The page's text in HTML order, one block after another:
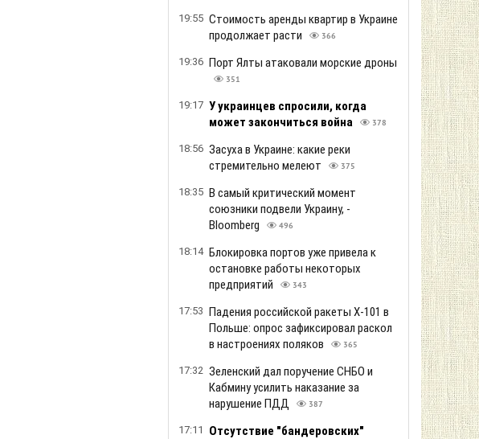
19:55 Стоимость аренды квартир в Украине
продолжает расти
366
19:36 Порт Ялты атаковали морские дроны
351
19:17 У украинцев спросили, когда
может закончиться война
378
18:56 Засуха в Украине: какие реки
стремительно мелеют
375
18:35 В самый критический момент
союзники подвели Украину, -
Bloomberg
496
18:14 Блокировка портов уже привела к
остановке работы некоторых
предприятий
343
17:53 Падения российской ракеты Х-101 в
Польше: опрос зафиксировал раскол
в настроениях поляков
365
17:32 Зеленский дал поручение СНБО и
Кабмину усилить наказание за
нарушение ПДД
387
17:11
Отсутствие "бандеровских"